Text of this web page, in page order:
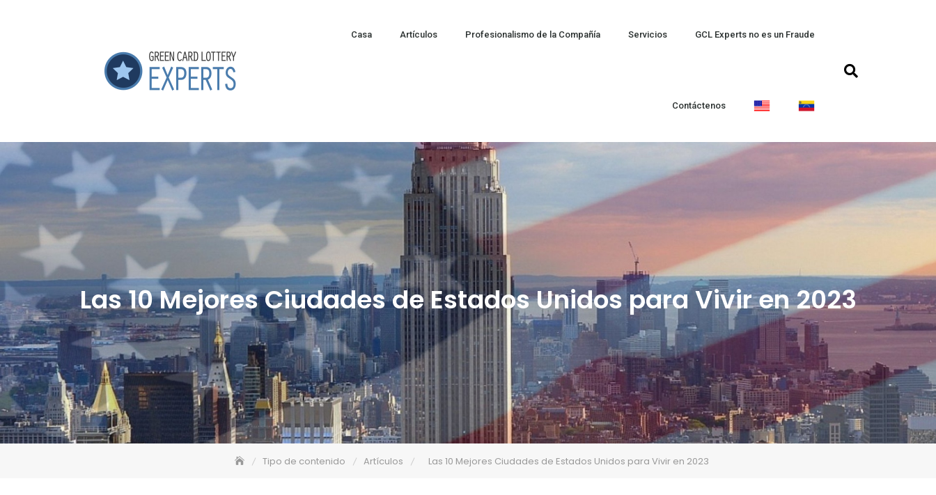
Casa Artículos Profesionalismo de la Compañía Servicios GCL Experts no es un Fraude
Contáctenos
Las 10 Mejores Ciudades de Estados Unidos para Vivir en 2023
Tipo de contenido Artículos Las 10 Mejores Ciudades de Estados Unidos para Vivir en 2023